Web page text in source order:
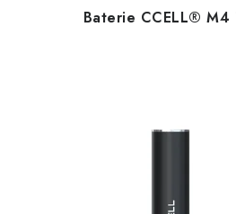
Baterie CCELL® M4